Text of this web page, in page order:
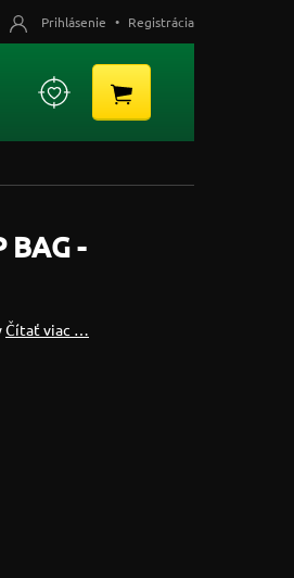
BAG -
Čítať viac …
Prihlásenie • Registrácia